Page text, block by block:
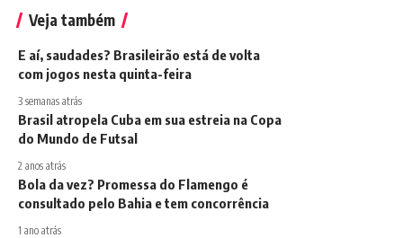
Veja também
E aí, saudades? Brasileirão está de volta
com jogos nesta quinta-feira
3 semanas atrás
Brasil atropela Cuba em sua estreia na Copa
do Mundo de Futsal
2 anos atrás
Bola da vez? Promessa do Flamengo é
consultado pelo Bahia e tem concorrência
1 ano atrás